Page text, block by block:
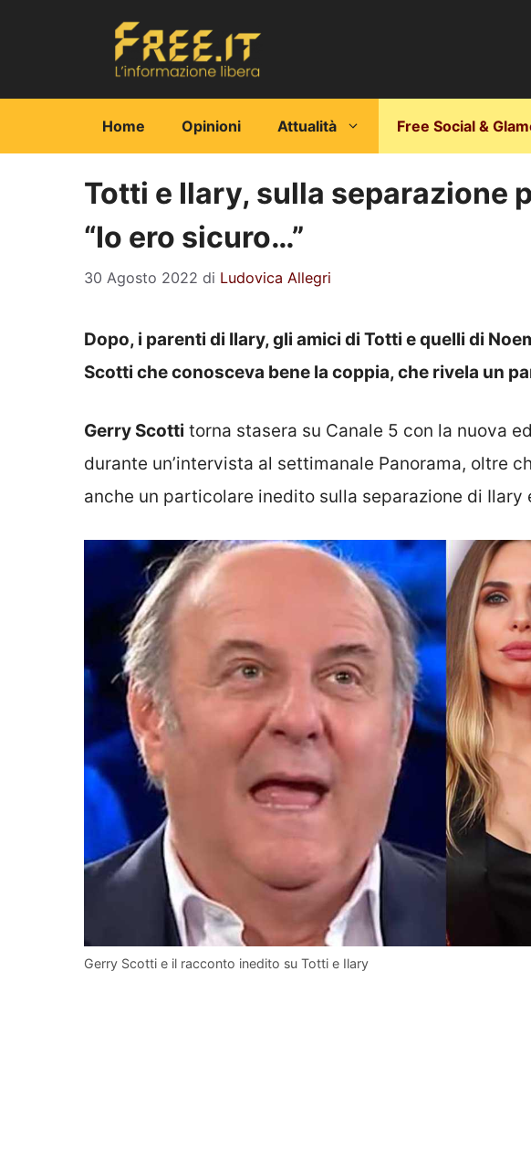
Home Opinioni Attualità Free Social &
Totti e Ilary, sulla separazione
“Io ero sicuro…”
30 Agosto 2022 di Ludovica Allegri
Dopo, i parenti di Ilary, gli amici di Totti e quelli di
Scotti che conosceva bene la coppia, che rivela un
Gerry Scotti torna stasera su Canale 5 con la nuova
durante un’intervista al settimanale Panorama, oltre
anche un particolare inedito sulla separazione di Ilary
Gerry Scotti e il racconto inedito su Totti e Ilary